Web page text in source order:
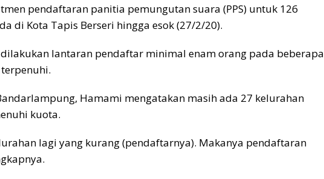
pendaftaran panitia pemungutan suara (PPS) untuk 126
di Kota Tapis Berseri hingga esok (27/2/20).
lantaran pendaftar minimal enam orang pada beberapa
Hamami mengatakan masih ada 27 kelurahan
kuota.
lagi yang kurang (pendaftarnya). Makanya pendaftaran